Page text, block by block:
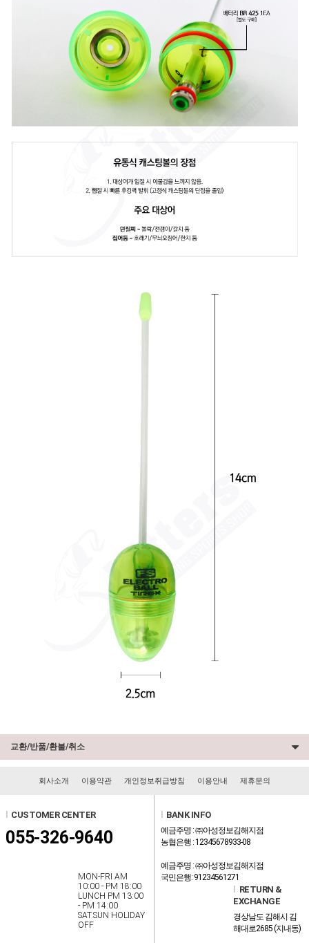
교환/반품/환불/취소
회사소개 이용약관 개인정보취급방침 이용안내 제휴문의
l CUSTOMER CENTER
055-326-9640
MON-FRI AM
10:00 - PM 18:00
LUNCH PM 13:00
- PM 14:00
SAT.SUN HOLIDAY
OFF
l BANK INFO
예금주명 : ㈜아성정보김해지점
농협은행 : 12345678933-08
예금주명 : ㈜아성정보김해지점
국민은행: 91234561271
l RETURN &
EXCHANGE
경상남도 김해시 김
해대로2685 (지내동)